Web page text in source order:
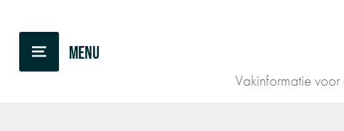
Vakinformatie